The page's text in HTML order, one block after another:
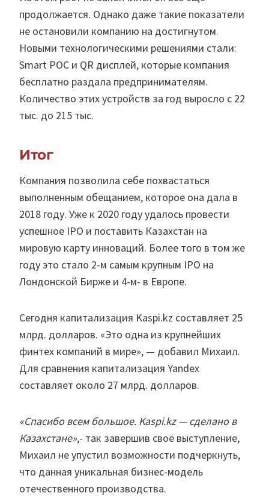
продолжается. Однако даже такие показатели
не остановили компанию на достигнутом.
Новыми технологическими решениями стали:
Smart POC и QR дисплей, которые компания
бесплатно раздала предпринимателям.
Количество этих устройств за год выросло с 22
тыс. до 215 тыс.
Итог
Компания позволила себе похвастаться
выполненным обещанием, которое она дала в
2018 году. Уже к 2020 году удалось провести
успешное IPO и поставить Казахстан на
мировую карту инноваций. Более того в том же
году это стало 2-м самым крупным IPO на
Лондонской Бирже и 4-м- в Европе.
Сегодня капитализация Kaspi.kz составляет 25
млрд. долларов. «Это одна из крупнейших
финтех компаний в мире», — добавил Михаил.
Для сравнения капитализация Yandex
составляет около 27 млрд. долларов.
«Спасибо всем большое. Kaspi.kz— сделано в
Казахстане»,- так завершив своё выступление,
Михаил не упустил возможности подчеркнуть,
что данная уникальная бизнес-модель
отечественного производства.